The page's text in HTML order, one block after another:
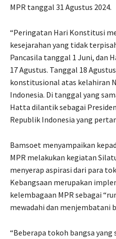
MPR tanggal 31 Agustus 2024.
“Peringatan Hari Konstitusi
kesejarahan yang tidak
Pancasila tanggal 1 Juni, dan
17 Agustus. Tanggal 18
konstitusional atas kelahiran
Indonesia. Di tanggal yang
Hatta dilantik sebagai
Republik Indonesia yang
Bamsoet menyampaikan
MPR melakukan kegiatan
menyerap aspirasi dari para
Kebangsaan merupakan
kelembagaan MPR sebagai
mewadahi dan menjembatani
“Beberapa tokoh bangsa